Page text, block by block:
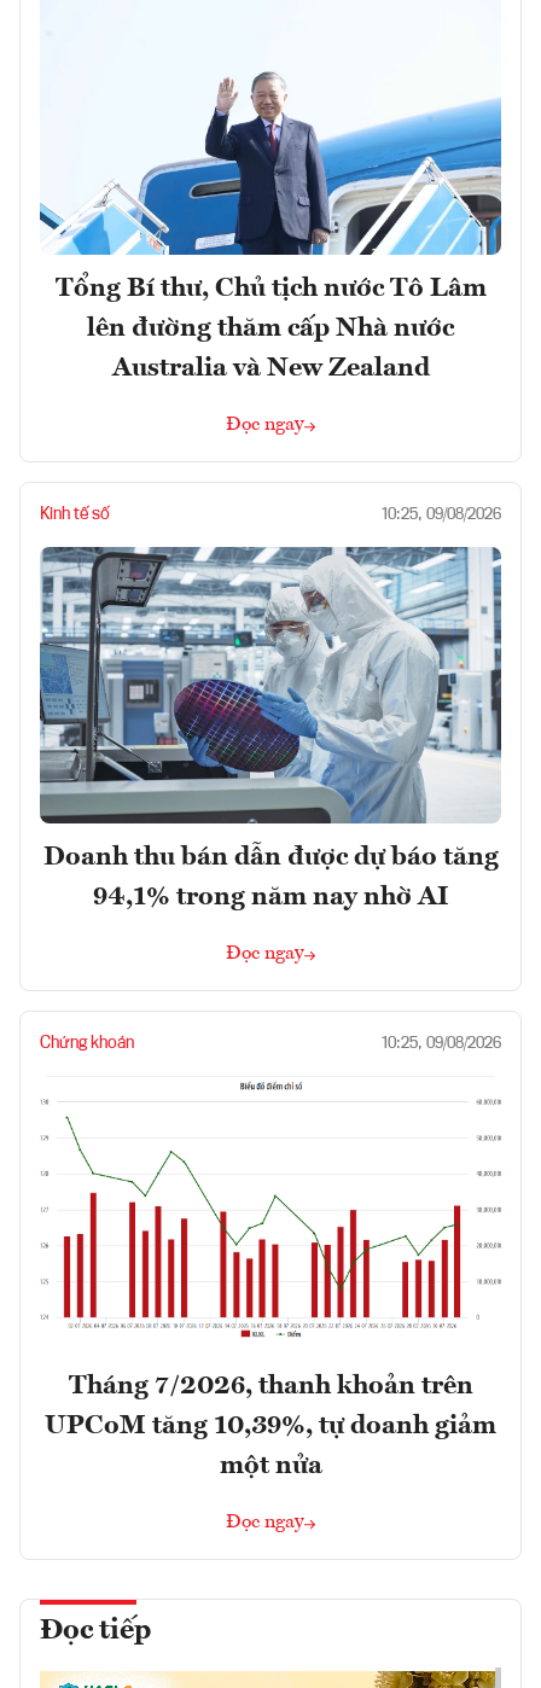
Tổng Bí thư, Chủ tịch nước Tô Lâm
lên đường thăm cấp Nhà nước
Australia và New Zealand
Đọc ngay
Kinh tế số 10:25, 09/08/2026
Doanh thu bán dẫn được dự báo tăng
94,1% trong năm nay nhờ AI
Đọc ngay
Chứng khoán 10:25, 09/08/2026
Tháng 7/2026, thanh khoản trên
UPCoM tăng 10,39%, tự doanh giảm
một nửa
Đọc ngay
Đọc tiếp